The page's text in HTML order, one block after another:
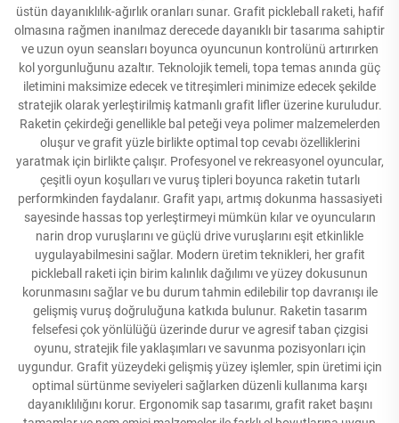
üstün dayanıklılık-ağırlık oranları sunar. Grafit pickleball raketi, hafif
olmasına rağmen inanılmaz derecede dayanıklı bir tasarıma sahiptir
ve uzun oyun seansları boyunca oyuncunun kontrolünü artırırken
kol yorgunluğunu azaltır. Teknolojik temeli, topa temas anında güç
iletimini maksimize edecek ve titreşimleri minimize edecek şekilde
stratejik olarak yerleştirilmiş katmanlı grafit lifler üzerine kuruludur.
Raketin çekirdeği genellikle bal peteği veya polimer malzemelerden
oluşur ve grafit yüzle birlikte optimal top cevabı özelliklerini
yaratmak için birlikte çalışır. Profesyonel ve rekreasyonel oyuncular,
çeşitli oyun koşulları ve vuruş tipleri boyunca raketin tutarlı
performkinden faydalanır. Grafit yapı, artmış dokunma hassasiyeti
sayesinde hassas top yerleştirmeyi mümkün kılar ve oyuncuların
narin drop vuruşlarını ve güçlü drive vuruşlarını eşit etkinlikle
uygulayabilmesini sağlar. Modern üretim teknikleri, her grafit
pickleball raketi için birim kalınlık dağılımı ve yüzey dokusunun
korunmasını sağlar ve bu durum tahmin edilebilir top davranışı ile
gelişmiş vuruş doğruluğuna katkıda bulunur. Raketin tasarım
felsefesi çok yönlülüğü üzerinde durur ve agresif taban çizgisi
oyunu, stratejik file yaklaşımları ve savunma pozisyonları için
uygundur. Grafit yüzeydeki gelişmiş yüzey işlemler, spin üretimi için
optimal sürtünme seviyeleri sağlarken düzenli kullanıma karşı
dayanıklılığını korur. Ergonomik sap tasarımı, grafit raket başını